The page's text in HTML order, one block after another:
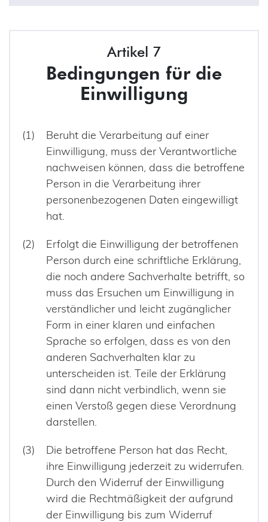
Artikel 7
Bedingungen für die
Einwilligung
Beruht die Verarbeitung auf einer
Einwilligung, muss der Verantwortliche
nachweisen können, dass die betroffene
Person in die Verarbeitung ihrer
personenbezogenen Daten eingewilligt
hat.
Erfolgt die Einwilligung der betroffenen
Person durch eine schriftliche Erklärung,
die noch andere Sachverhalte betrifft, so
muss das Ersuchen um Einwilligung in
verständlicher und leicht zugänglicher
Form in einer klaren und einfachen
Sprache so erfolgen, dass es von den
anderen Sachverhalten klar zu
unterscheiden ist. Teile der Erklärung
sind dann nicht verbindlich, wenn sie
einen Verstoß gegen diese Verordnung
darstellen.
Die betroffene Person hat das Recht,
ihre Einwilligung jederzeit zu widerrufen.
Durch den Widerruf der Einwilligung
wird die Rechtmäßigkeit der aufgrund
der Einwilligung bis zum Widerruf